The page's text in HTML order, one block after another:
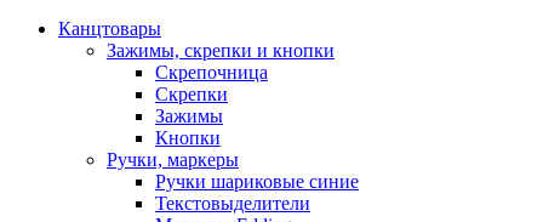
Канцтовары
Зажимы, скрепки и кнопки
Скрепочница
Скрепки
Зажимы
Кнопки
Ручки, маркеры
Ручки шариковые синие
Текстовыделители